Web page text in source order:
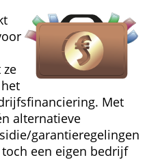
Met
alternatieve
garantie­regelingen
een eigen bedrijf